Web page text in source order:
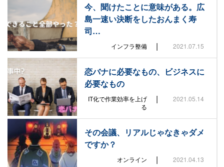
今、聞けたことに意味がある。広
島一速い決断をしたおんまく寿
司…
インフラ整備 | 2021.07.15
恋バナに必要なもの、ビジネスに
必要なもの
IT化で作業効率を上げ
る
| 2021.05.14
その会議、リアルじゃなきゃダメ
ですか？
オンライン | 2021.04.13